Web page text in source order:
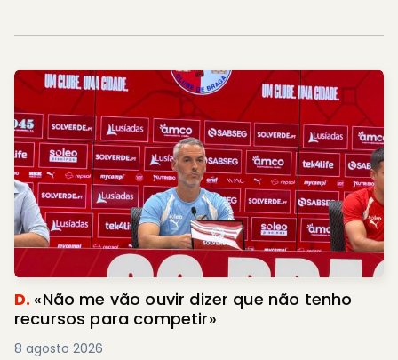
D. «Não me vão ouvir dizer que não tenho
recursos para competir»
8 agosto 2026